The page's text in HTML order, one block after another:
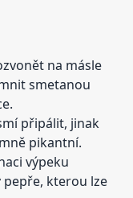
na másle
smetanou
připálit, jinak
pikantní.
výpeku
pepře, kterou lze